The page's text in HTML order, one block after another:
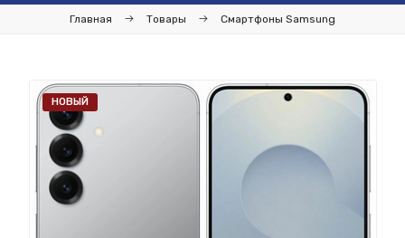
Главная Товары Смартфоны Samsung
НОВЫЙ